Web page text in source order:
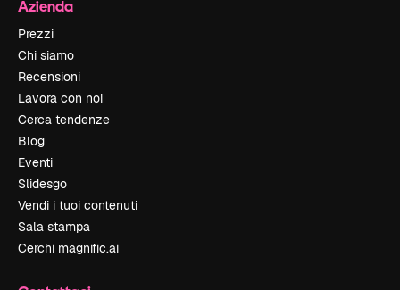
Azienda
Prezzi
Chi siamo
Recensioni
Lavora con noi
Cerca tendenze
Blog
Eventi
Slidesgo
Vendi i tuoi contenuti
Sala stampa
Cerchi magnific.ai